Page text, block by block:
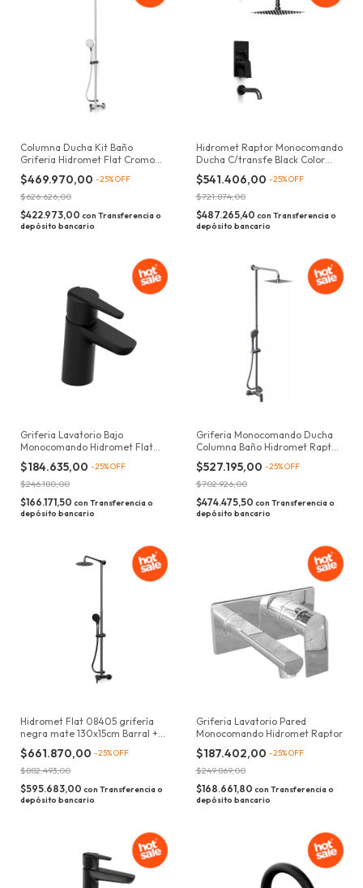
Columna Ducha Kit Baño
Griferia Hidromet Flat Cromo
08405
$469.970,00 -25%OFF
$626.626,00
$422.973,00 con Transferencia o
depósito bancario
Hidromet Raptor Monocomando
Ducha C/transfe Black Color
Negro Mate
$541.406,00 -25%OFF
$721.874,00
$487.265,40 con Transferencia o
depósito bancario
Griferia Lavatorio Bajo
Monocomando Hidromet Flat
Negro 8401 Acabado Mate
$184.635,00 -25%OFF
$246.180,00
$166.171,50 con Transferencia o
depósito bancario
Griferia Monocomando Ducha
Columna Baño Hidromet Raptor
9405 Acabado Cromado
$527.195,00 -25%OFF
$702.926,00
$474.475,50 con Transferencia o
depósito bancario
Hidromet Flat 08405 grifería
negra mate 130x15cm Barral +
Duchador
$661.870,00 -25%OFF
$882.493,00
$595.683,00 con Transferencia o
depósito bancario
Griferia Lavatorio Pared
Monocomando Hidromet Raptor
$187.402,00 -25%OFF
$249.869,00
$168.661,80 con Transferencia o
depósito bancario